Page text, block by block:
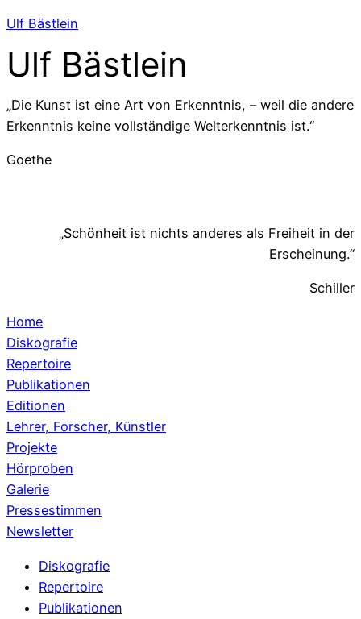
Ulf Bästlein
Ulf Bästlein
„Die Kunst ist eine Art von Erkenntnis, – weil die andere
Erkenntnis keine vollständige Welterkenntnis ist.“
Goethe
„Schönheit ist nichts anderes als Freiheit in der
Erscheinung.“
Schiller
Home
Diskografie
Repertoire
Publikationen
Editionen
Lehrer, Forscher, Künstler
Projekte
Hörproben
Galerie
Pressestimmen
Newsletter
Menu Diskografie
Repertoire
Publikationen